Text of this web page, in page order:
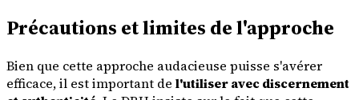
Précautions et limites de l'approche
Bien que cette approche audacieuse puisse s'avérer
efficace, il est important de l'utiliser avec discernement